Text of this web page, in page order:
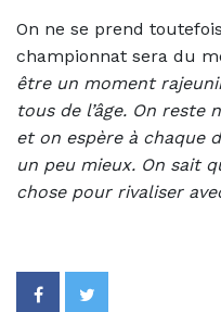
On ne se prend
championnat sera du
être un moment
tous de l’âge. On reste
et on espère à chaque
un peu mieux. On sait
chose pour rivaliser